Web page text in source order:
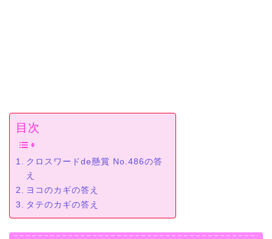
目次
クロスワードde懸賞 No.486の答
え
ヨコのカギの答え
タテのカギの答え